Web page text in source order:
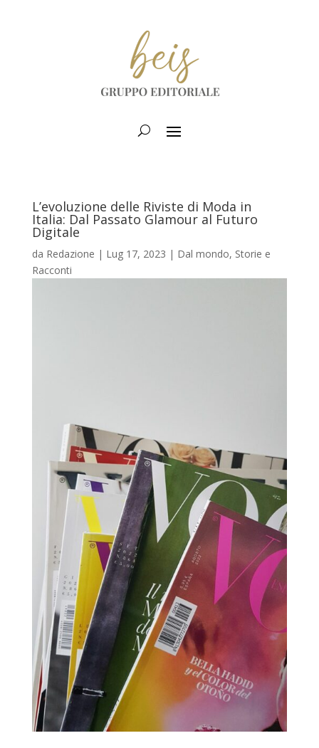
L’evoluzione delle Riviste di Moda in
Italia: Dal Passato Glamour al Futuro
Digitale
da Redazione | Lug 17, 2023 | Dal mondo, Storie e
Racconti